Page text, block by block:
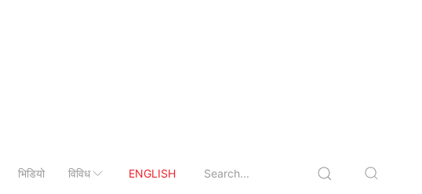
भिडियो विविध ENGLISH